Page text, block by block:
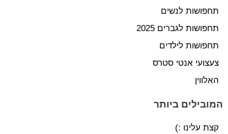
תחפושות לנשים
תחפושות לגברים 2025
תחפושות לילדים
צעצועי אנטי סטרס
האלווין
המובילים ביותר
קצת עלינו :)